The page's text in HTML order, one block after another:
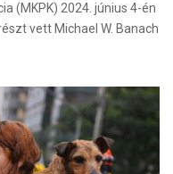
(MKPK) 2024. június 4-én
vett Michael W. Banach